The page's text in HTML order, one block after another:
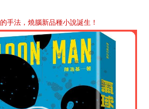
手法，燒腦新品種小說誕生！